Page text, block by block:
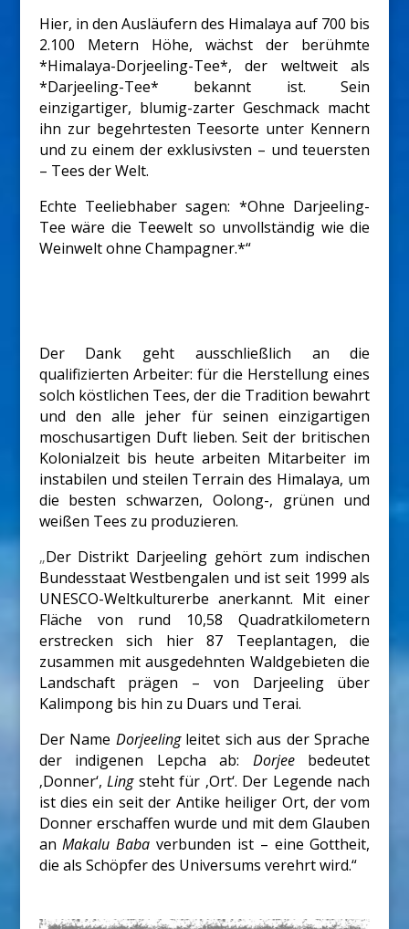
Hier, in den Ausläufern des Himalaya auf 700 bis
2.100 Metern Höhe, wächst der berühmte
*Himalaya-Dorjeeling-Tee*, der weltweit als
*Darjeeling-Tee* bekannt ist. Sein
einzigartiger, blumig-zarter Geschmack macht
ihn zur begehrtesten Teesorte unter Kennern
und zu einem der exklusivsten – und teuersten
– Tees der Welt.
Echte Teeliebhaber sagen: *Ohne Darjeeling-
Tee wäre die Teewelt so unvollständig wie die
Weinwelt ohne Champagner.*“
Der Dank geht ausschließlich an die
qualifizierten Arbeiter: für die Herstellung eines
solch köstlichen Tees, der die Tradition bewahrt
und den alle jeher für seinen einzigartigen
moschusartigen Duft lieben. Seit der britischen
Kolonialzeit bis heute arbeiten Mitarbeiter im
instabilen und steilen Terrain des Himalaya, um
die besten schwarzen, Oolong-, grünen und
weißen Tees zu produzieren.
„Der Distrikt Darjeeling gehört zum indischen
Bundesstaat Westbengalen und ist seit 1999 als
UNESCO-Weltkulturerbe anerkannt. Mit einer
Fläche von rund 10,58 Quadratkilometern
erstrecken sich hier 87 Teeplantagen, die
zusammen mit ausgedehnten Waldgebieten die
Landschaft prägen – von Darjeeling über
Kalimpong bis hin zu Duars und Terai.
Der Name Dorjeelingleitet sich aus der Sprache
der indigenen Lepcha ab: Dorjeebedeutet
‚Donner‘,Lingsteht für ‚Ort‘. Der Legende nach
ist dies ein seit der Antike heiliger Ort, der vom
Donner erschaffen wurde und mit dem Glauben
anMakalu Baba verbunden ist – eine Gottheit,
die als Schöpfer des Universums verehrt wird.“